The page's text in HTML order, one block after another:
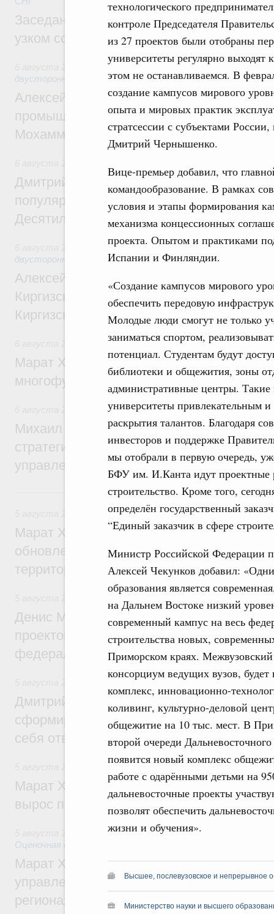
технологического
контроле Председателя
из 27 проектов были отобраны
университеты регулярно
этом не останавливаемся. В
создание кампусов мирового
опыта и мировых практик
стратсессии с субъектами
Дмитрий Чернышенко.
Вице-премьер добавил, что
командообразование. В рамках
условия и этапы формирования
механизма концессионных
проекта. Опытом и практиками
Испании и Финляндии.
«Создание кампусов мирового
обеспечить передовую
Молодые люди смогут не только
заниматься спортом,
потенциал. Студентам будут
библиотеки и общежития, зоны
административные центры. Такие
университеты привлекательным
раскрытия талантов. Благодаря
инвесторов и поддержке
мы отобрали в первую очередь,
БФУ им. И.Канта идут
строительство. Кроме того,
определён государственный
“Единый заказчик в сфере
Министр Российской Федерации
Алексей Чекунков добавил:
образования является
на Дальнем Востоке низкий
современный кампус на весь
строительства новых,
Приморском краях.
консорциум ведущих вузов, будет
комплекс, инновационно-
коливинг, культурно-деловой
общежитие на 10 тыс. мест. В
второй очереди
появится новый комплекс
работе с одарёнными детьми на
дальневосточные проекты
позволят обеспечить
жизни и обучения».
Высшее, послевузовское и непрерывное
Министерство науки и высшего
Заседание Евразийского
узком составе
Экономические отношения с
двусторонней основе
Алексей Оверчук провёл рабочую
промышленности, недропользования и
Мохаммадом Атабаком
Дмитрий Чернышенко: Порядка 110
популярного туризма в 35 регионах
Десятилетия науки и технологий
Экономические и гуманитарные
двусторонней основе
Алексей Оверчук принял участие в
Киргизского экономического форума и
Киргизской межрегиональной
Дорожное хозяйство
Марат Хуснуллин: На двух скоростных
многофункциональные зоны дорожного
Технологическое развитие. Инновации
Михаил Мишустин дал поручения по
стратегической сессии о
управления научно-технологическим
5 августа, среда
Жилищно-коммунальное хозяйство
Марат Хуснуллин: Более 4,3 тыс.
обновлено в России при участии Фонда
территорий
Денис Мантуров провёл совещание по
проектов института кураторства в
федеральном округе
Молодёжная политика
Дмитрий Чернышенко: Всемирный
сформировал целое сообщество людей,
себя ответственность за будущее
Национальный проект «Инфраструктура
Марат Хуснуллин: Ввод нежилых зданий
вырос почти на треть
Земельные отношения. Кадастровая
Оценочная деятельность
Марат Хуснуллин: По решению
управление «ДОМ.РФ» перейдёт более
регионах